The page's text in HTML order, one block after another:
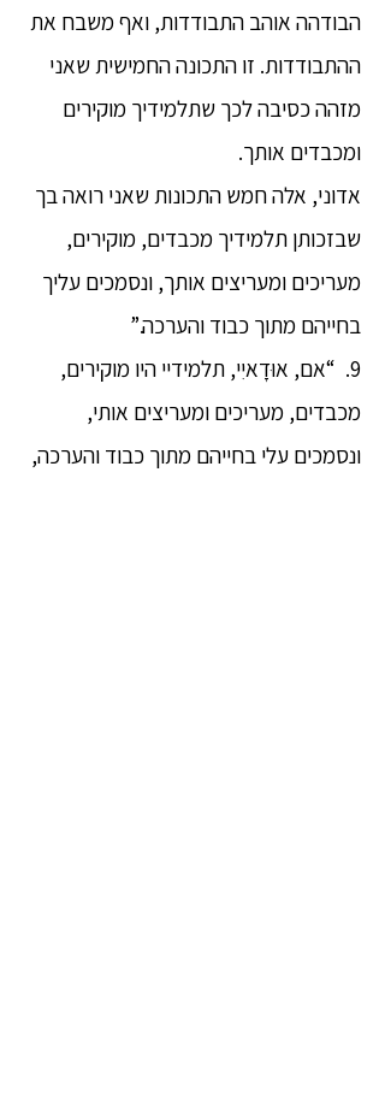
הבודהה אוהב התבודדות, ואף משבח את
ההתבודדות. זו התכונה החמישית שאני
מזהה כסיבה לכך שתלמידיך מוקירים
ומכבדים אותך.
אדוני, אלה חמש התכונות שאני רואה בך
שבזכותן תלמידיך מכבדים, מוקירים,
מעריכים ומעריצים אותך, ונסמכים עליך
בחייהם מתוך כבוד והערכה.”
9. “אם, אוּדָאיִי, תלמידיי היו מוקירים,
מכבדים, מעריכים ומעריצים אותי,
ונסמכים עלי בחייהם מתוך כבוד והערכה,